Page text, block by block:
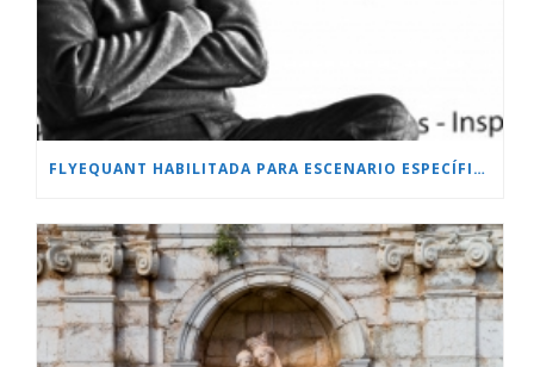
FLYEQUANT HABILITADA PARA ESCENARIO ESPECÍFICO.